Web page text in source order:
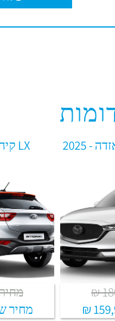
LX קיה סטוניק - 2025
מחירון:
מחיר